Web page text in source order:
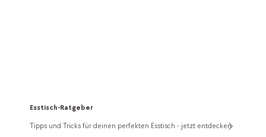
Esstisch-Ratgeber
Tipps und Tricks für deinen perfekten Esstisch - jetzt entdecken